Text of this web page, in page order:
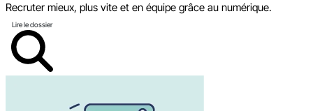
Recruter mieux, plus vite et en équipe grâce au numérique.
Lire le dossier